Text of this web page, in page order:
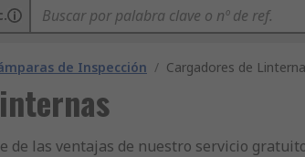
de Inspección / Cargadores de
de las ventajas de nuestro servicio